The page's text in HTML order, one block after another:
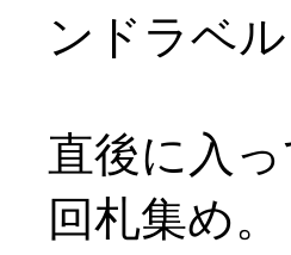
ンドラベ
直後に入
回札集め。